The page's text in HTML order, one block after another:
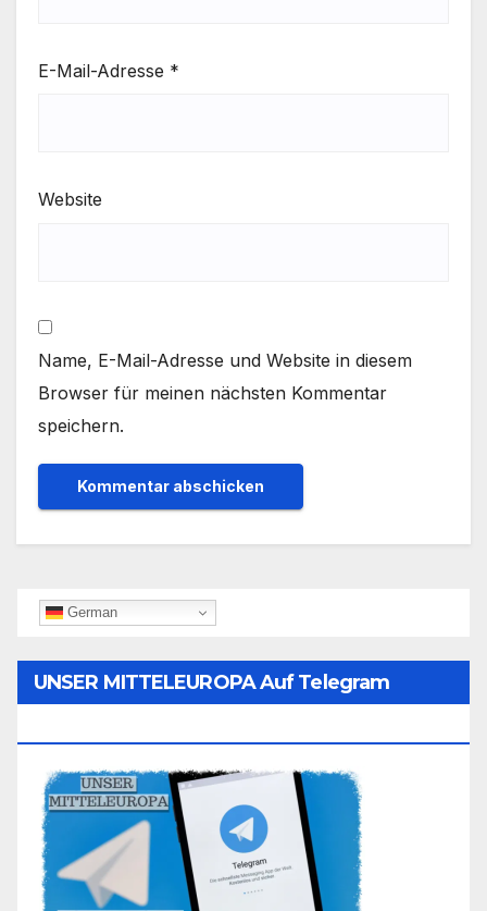
E-Mail-Adresse *
Website
Name, E-Mail-Adresse und Website in diesem
Browser für meinen nächsten Kommentar
speichern.
German
UNSER MITTELEUROPA Auf Telegram